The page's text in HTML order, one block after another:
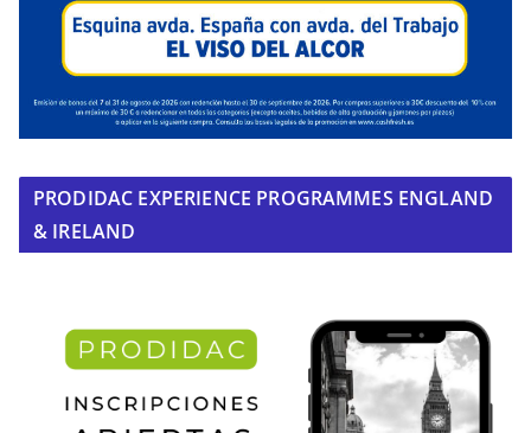
PRODIDAC EXPERIENCE PROGRAMMES ENGLAND
& IRELAND